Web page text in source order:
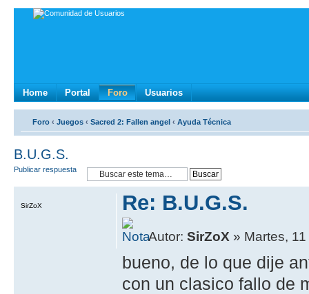
Home Portal Foro Usuarios
Foro ‹ Juegos ‹ Sacred 2: Fallen angel ‹ Ayuda Técnica
B.U.G.S.
Publicar respuesta
Re: B.U.G.S.
Autor:SirZoX » Martes,
bueno, de lo que dije
con un clasico fallo de
SirZoX